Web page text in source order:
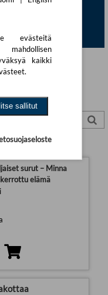
jälkeen.
surut – Minna
elämä
evästeitä
kaikki
sallitut